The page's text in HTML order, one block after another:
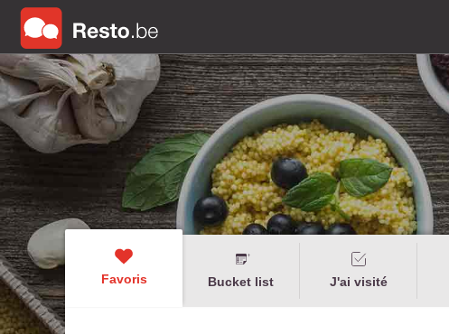
Favoris Bucket list J'ai visité